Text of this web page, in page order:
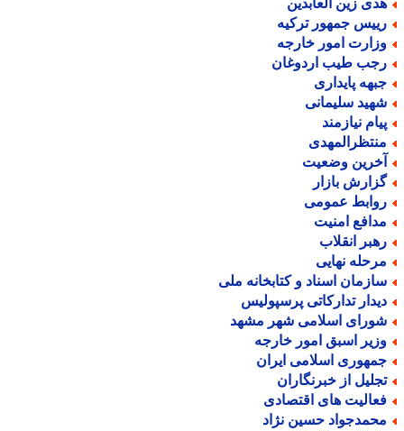
زین العابدین
جمهور ترکیه
امور خارجه
طیب اردوغان
پایداری
سلیمانی
نیازمند
وضعیت
بازار
عمومی
امنیت
انقلاب
نهایی
اسناد و کتابخانه ملی
تدارکاتی پرسپولیس
اسلامی شهر مشهد
اسبق امور خارجه
اسلامی ایران
از خبرنگاران
های اقتصادی
حسین نژاد